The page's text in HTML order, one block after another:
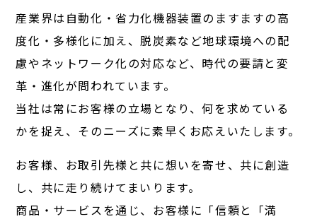
産業界は自動化・省力化機器装置のますますの高
度化・多様化に加え、脱炭素など地球環境への配
慮やネットワーク化の対応など、時代の要請と変
革・進化が問われています。
当社は常にお客様の立場となり、何を求めている
かを捉え、そのニーズに素早くお応えいたします。
お客様、お取引先様と共に想いを寄せ、共に創造
し、共に走り続けてまいります。
商品・サービスを通じ、お客様に「信頼と「満